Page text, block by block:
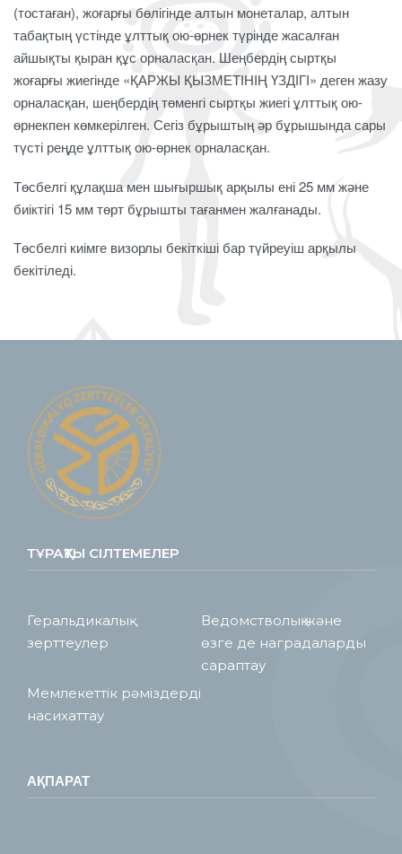
(тостаған), жоғарғы бөлігінде алтын монеталар, алтын
табақтың үстінде ұлттық ою-өрнек түрінде жасалған
айшықты қыран құс орналасқан. Шеңбердің сыртқы
жоғарғы жиегінде «ҚАРЖЫ ҚЫЗМЕТІНІҢ ҮЗДІГІ» деген жазу
орналасқан, шеңбердің төменгі сыртқы жиегі ұлттық ою-
өрнекпен көмкерілген. Сегіз бұрыштың әр бұрышында сары
түсті реңде ұлттық ою-өрнек орналасқан.
Төсбелгі құлақша мен шығыршық арқылы ені 25 мм және
биіктігі 15 мм төрт бұрышты тағанмен жалғанады.
Төсбелгі киімге визорлы бекіткіші бар түйреуіш арқылы
бекітіледі.
ТҰРАҚТЫ СІЛТЕМЕЛЕР
Геральдикалық
зерттеулер
Ведомстволық және
өзге де наградаларды
сараптау
Мемлекеттік рәміздерді
насихаттау
АҚПАРАТ